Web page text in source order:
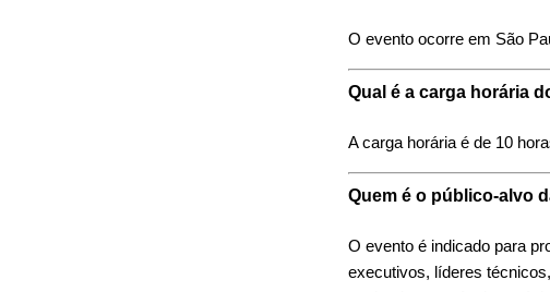
O evento ocorre em São
Qual é a carga horária
A carga horária é de 10
Quem é o público-alvo
O evento é indicado para
executivos, líderes técnicos,